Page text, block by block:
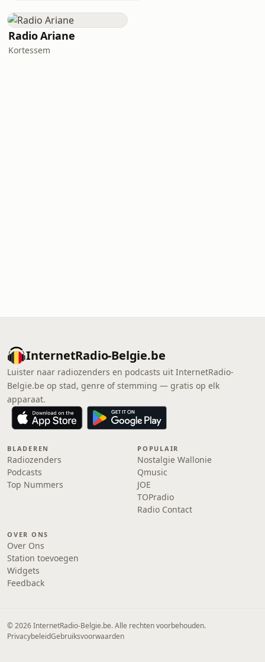
Radio Ariane
Kortessem
InternetRadio-Belgie.be
Luister naar radiozenders en podcasts uit InternetRadio-
Belgie.be op stad, genre of stemming — gratis op elk
apparaat.
BLADEREN
Radiozenders
Podcasts
Top Nummers
POPULAIR
Nostalgie Wallonie
Qmusic
JOE
TOPradio
Radio Contact
OVER ONS
Over Ons
Station toevoegen
Widgets
Feedback
© 2026 InternetRadio-Belgie.be. Alle rechten voorbehouden.
PrivacybeleidGebruiksvoorwaarden